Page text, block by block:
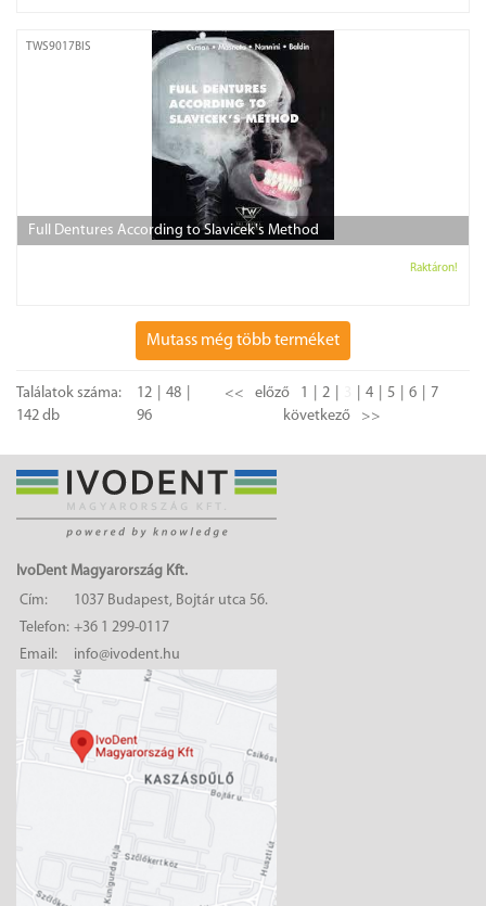
TWS9017BIS
Full Dentures According to Slavicek's Method
Raktáron!
Mutass még több terméket
Találatok száma:
142 db
12
48
96
<< előző 1 2 4 5 6
7
következő
>>
IvoDent Magyarország Kft.
Cím:
1037 Budapest, Bojtár utca 56.
Telefon: +36 1 299-0117
Email:
info@ivodent.hu